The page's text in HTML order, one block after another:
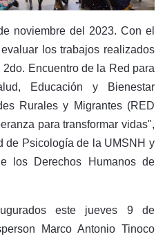
noviembre del 2023. Con el
los trabajos realizados
Encuentro de la Red para
Educación y Bienestar
Rurales y Migrantes (RED
para transformar vidas",
de Psicología de la UMSNH y
los Derechos Humanos de
este jueves 9 de
Marco Antonio Tinoco